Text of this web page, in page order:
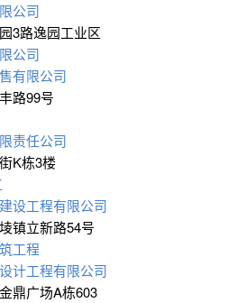
公司
3路逸园工业区
公司
有限公司
路99号
责任公司
K栋3楼
设工程有限公司
镇立新路54号
工程
计工程有限公司
鼎广场A栋603